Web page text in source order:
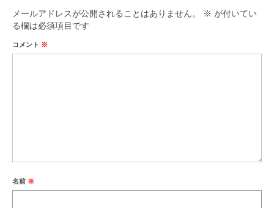
メールアドレスが公開されることはありません。 ※ が付いてい
る欄は必須項目です
コメント ※
名前 ※